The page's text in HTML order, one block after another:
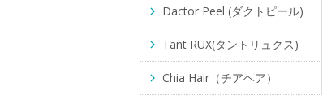
Dactor Peel (ダクトピール)
Tant RUX(タントリュクス)
Chia Hair（チアヘア）